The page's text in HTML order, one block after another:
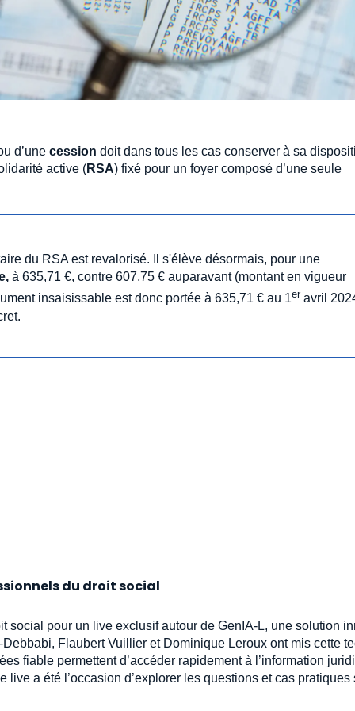
d’une cession doit dans tous les cas conserver à sa
active (RSA) fixé pour un foyer composé d’une seule
du RSA est revalorisé. Il s'élève désormais, pour une
à 635,71 €, contre 607,75 € auparavant (montant en vigueur
insaisissable est donc portée à 635,71 € au 1er avril
du droit social
social pour un live exclusif autour de GenIA‑L, une solution
Flaubert Vuillier et Dominique Leroux ont mis cette
fiable permettent d’accéder rapidement à l’information
a été l’occasion d’explorer les questions et cas